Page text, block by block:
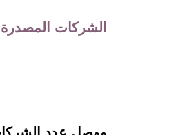
الشركات المصدرة